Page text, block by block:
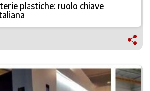
plastiche: ruolo chiave